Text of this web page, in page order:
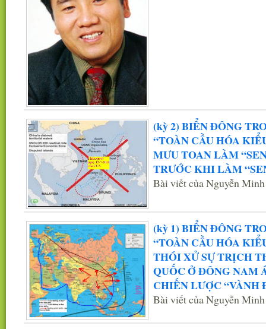
(kỳ 2) BIỂN ĐÔNG
“TOÀN CẦU HÓA
MƯU TOAN LÀM
TRƯỚC KHI LÀM
Bài viết của Nguyễn
(kỳ 1) BIỂN ĐÔNG
“TOÀN CẦU HÓA
THÓI XỬ SỰ TRỊCH
QUỐC Ở ĐÔNG NAM
CHIẾN LƯỢC “VÀNH
Bài viết của Nguyễn